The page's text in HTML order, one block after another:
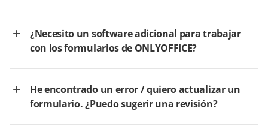
¿Necesito un software adicional para trabajar
con los formularios de ONLYOFFICE?
He encontrado un error / quiero actualizar un
formulario. ¿Puedo sugerir una revisión?